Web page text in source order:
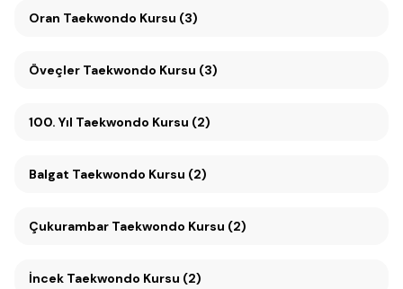
Oran Taekwondo Kursu (3)
Öveçler Taekwondo Kursu (3)
100. Yıl Taekwondo Kursu (2)
Balgat Taekwondo Kursu (2)
Çukurambar Taekwondo Kursu (2)
İncek Taekwondo Kursu (2)